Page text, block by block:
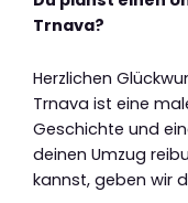
Trnava?
Herzlichen
Trnava ist eine
Geschichte und
deinen Umzug
kannst, geben wir